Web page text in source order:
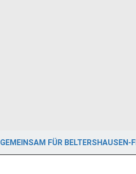
GEMEINSAM FÜR BELTERSHAUSEN-